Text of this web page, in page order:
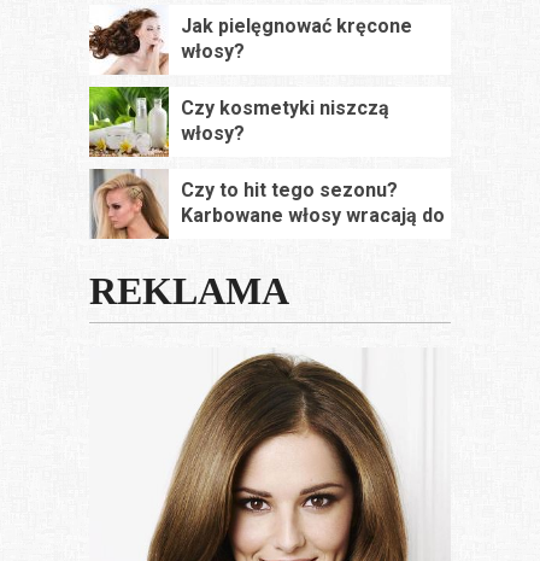
Jak pielęgnować kręcone
włosy?
Czy kosmetyki niszczą
włosy?
Czy to hit tego sezonu?
Karbowane włosy wracają do
REKLAMA